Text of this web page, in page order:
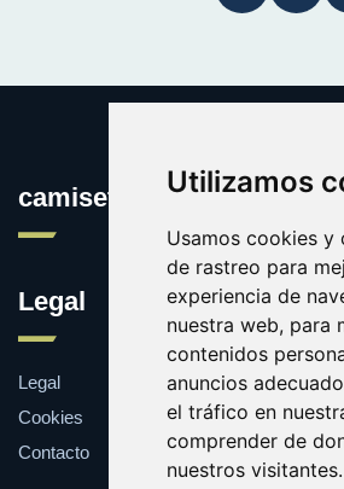
Utilizamos
Usamos cookies y
de rastreo para
experiencia de
nuestra web, para
contenidos
anuncios
el tráfico en
comprender de
nuestros visitantes.
Legal
Legal
Cookies
Contacto